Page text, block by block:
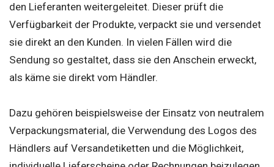
den Lieferanten weitergeleitet. Dieser prüft die
Verfügbarkeit der Produkte, verpackt sie und versendet
sie direkt an den Kunden. In vielen Fällen wird die
Sendung so gestaltet, dass sie den Anschein erweckt,
als käme sie direkt vom Händler.
Dazu gehören beispielsweise der Einsatz von neutralem
Verpackungsmaterial, die Verwendung des Logos des
Händlers auf Versandetiketten und die Möglichkeit,